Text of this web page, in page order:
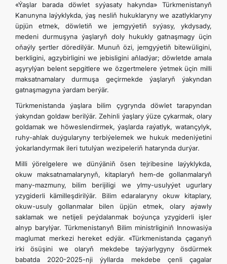
«Ýaşlar barada döwlet syýasaty hakynda» Türkmenistanyň
Kanunyna laýyklykda, ýaş nesliň hukuklaryny we azatlyklaryny
üpjün etmek, döwletiň we jemgyýetiň syýasy, ykdysady,
medeni durmuşyna ýaşlaryň doly hukukly gatnaşmagy üçin
oňaýly şertler döredilýär. Munuň özi, jemgyýetiň bitewüligini,
berkligini, agzybirligini we jebisligini aňladýar; döwletde amala
aşyrylýan belent sepgitlere we özgertmelere ýetmek üçin milli
maksatnamalary durmuşa geçirmekde ýaşlaryň ýakyndan
gatnaşmagyna ýardam berýär.
Türkmenistanda ýaşlara bilim çygrynda döwlet tarapyndan
ýakyndan goldaw berilýär. Zehinli ýaşlary ýüze çykarmak, olary
goldamak we höweslendirmek, ýaşlarda raýatlyk, watançylyk,
ruhy-ahlak duýgularyny terbiýelemek we hukuk medeniýetini
ýokarlandyrmak ileri tutulýan wezipeleriň hatarynda durýar.
Milli ýörelgelere we dünýäniň ösen tejribesine laýyklykda,
okuw maksatnamalarynyň, kitaplaryň hem-de gollanmalaryň
many-mazmuny, bilim berijiligi we ylmy-usulyýet ugurlary
yzygiderli kämilleşdirilýär. Bilim edaralaryny okuw kitaplary,
okuw-usuly gollanmalar bilen üpjün etmek, olary aýawly
saklamak we netijeli peýdalanmak boýunça yzygiderli işler
alnyp barylýar. Türkmenistanyň Bilim ministrliginiň Innowasiýa
maglumat merkezi hereket edýär. «Türkmenistanda çaganyň
irki ösüşini we olaryň mekdebe taýýarlygyny ösdürmek
babatda 2020-2025-nji ýyllarda mekdebe çenli çagalar